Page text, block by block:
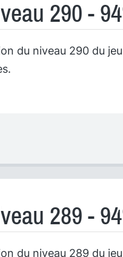
290 -
du niveau 290 du
289 -
du niveau 289 du